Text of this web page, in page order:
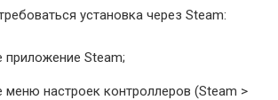
установка через Steam:
приложение Steam;
меню настроек контроллеров (Steam >